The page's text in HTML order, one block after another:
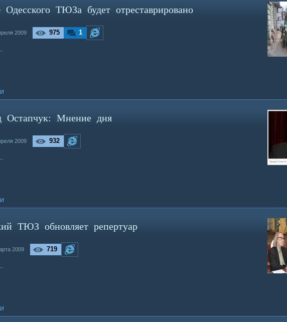
Одесского ТЮЗа будет отреставрировано
2009 975 1
...
Остапчук: Мнение дня
2009 932
...
ТЮЗ обновляет репертуар
2009 719
...